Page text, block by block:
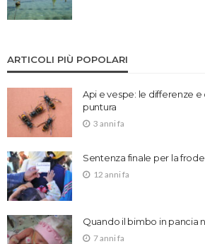
ARTICOLI PIÙ POPOLARI
Api e vespe: le differenze e
puntura
3 anni fa
Sentenza finale per la
12 anni fa
Quando il bimbo in pancia
7 anni fa